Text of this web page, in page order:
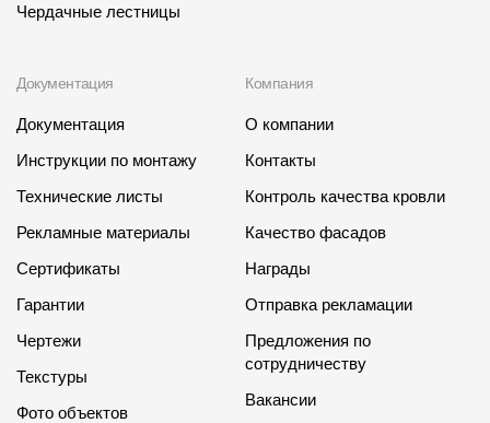
Чердачные лестницы
Документация
Документация
Инструкции по монтажу
Технические листы
Рекламные материалы
Сертификаты
Гарантии
Чертежи
Текстуры
Фото объектов
Компания
О компании
Контакты
Контроль качества кровли
Качество фасадов
Награды
Отправка рекламации
Предложения по
сотрудничеству
Вакансии